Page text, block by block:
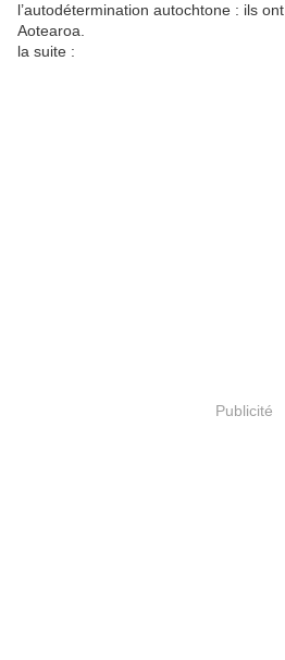
l’autodétermination autochtone : ils
Aotearoa.
la suite :
Publicité